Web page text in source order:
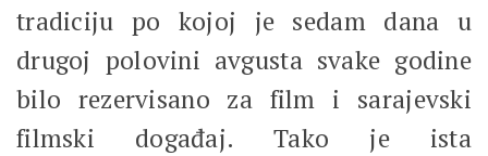
tradiciju po kojoj je sedam dana u
drugoj polovini avgusta svake godine
bilo rezervisano za film i sarajevski
filmski događaj. Tako je ista